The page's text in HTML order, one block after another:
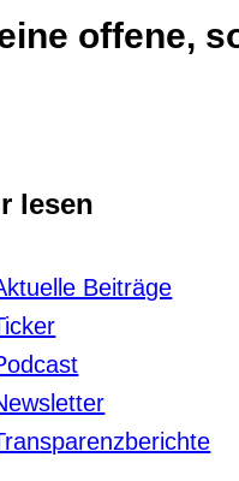
offene,
lesen
Beiträge